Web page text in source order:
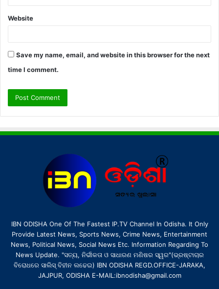
Website
Save my name, email, and website in this browser for the next
time I comment.
IBN ODISHA One Of The Fastest IP.TV Channel In Odisha. It Only
Provide Latest News, Sports News, Crime News, Entertainment
News, Political News, Social News Etc. Information Regarding To
News Update. "ସତ୍ୟ, ନିର୍ଭୀକତା ଓ ସାଧାରଣ ମଣିଷର ସ୍ୱର"(ଭ୍ରଷ୍ଟାଚାର
ବିରୋଧରେ ସାଲିସ୍ ବିହୀନ ଲଢେଇ) IBN ODISHA REGD.OFFICE-JARAKA,
JAJPUR, ODISHA E-MAIL:ibnodisha@gmail.com